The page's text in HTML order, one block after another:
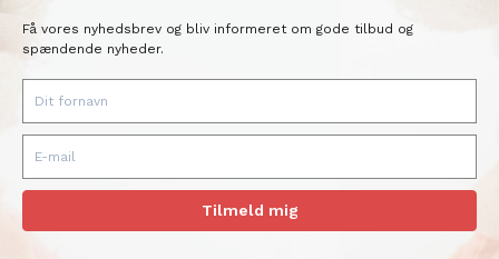
Få vores nyhedsbrev og bliv informeret om gode tilbud og
spændende nyheder.
Tilmeld mig